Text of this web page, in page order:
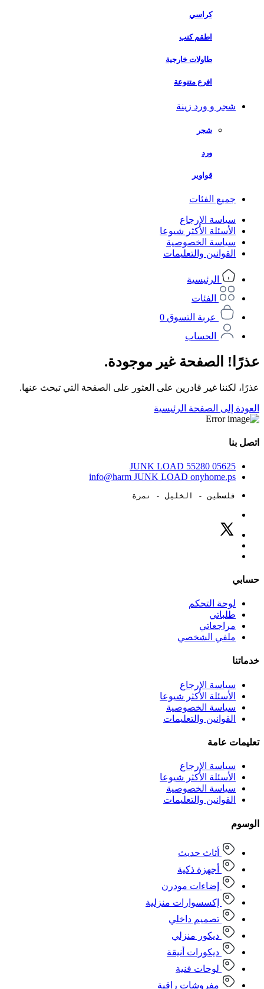
كراسي
اطقم كنب
طاولات خارجية
افرع متنوعة
شجر و ورد زينة
شجر
ورد
قواوير
جميع الفئات
سياسة الإرجاع
الأسئلة الأكثر شيوعا
سياسة الخصوصية
القوانين والتعليمات
الرئيسية
الفئات
عربة التسوق 0
الحساب
عذرًا! الصفحة غير موجودة.
عذرًا، لكننا غير قادرين على العثور على الصفحة التي تبحث عنها.
العودة إلى الصفحة الرئيسية
اتصل بنا
05625
JUNK LOAD 55280
info@harm JUNK LOAD onyhome.ps
فلسطين - الخليل - نمرة
حسابي
لوحة التحكم
طلباتي
مراجعاتي
ملفي الشخصي
خدماتنا
سياسة الإرجاع
الأسئلة الأكثر شيوعا
سياسة الخصوصية
القوانين والتعليمات
تعليمات عامة
سياسة الإرجاع
الأسئلة الأكثر شيوعا
سياسة الخصوصية
القوانين والتعليمات
الوسوم
أثاث حديث
أجهزة ذكية
إضاءات مودرن
إكسسوارات منزلية
تصميم داخلي
ديكور منزلي
ديكورات أنيقة
لوحات فنية
مفروشات راقية